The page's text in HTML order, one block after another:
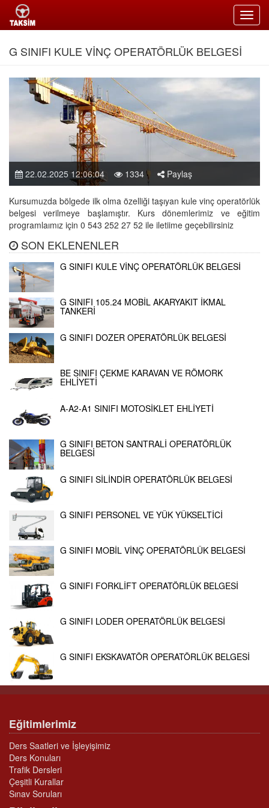
G SINIFI KULE VİNÇ OPERATÖRLÜK BELGESİ
22.02.2025 12:06:04 1334 Paylaş
Kursumuzda bölgede ilk olma özelliği taşıyan kule vinç operatörlük
belgesi verilmeye başlamıştır. Kurs dönemlerimiz ve eğitim
programlaımız için 0 543 252 27 52 ile iletiime geçebilirsiniz
SON EKLENENLER
G SINIFI KULE VİNÇ OPERATÖRLÜK BELGESİ
G SINIFI 105.24 MOBİL AKARYAKIT İKMAL
TANKERİ
G SINIFI DOZER OPERATÖRLÜK BELGESİ
BE SINIFI ÇEKME KARAVAN VE RÖMORK
EHLİYETİ
A-A2-A1 SINIFI MOTOSİKLET EHLİYETİ
G SINIFI BETON SANTRALİ OPERATÖRLÜK
BELGESİ
G SINIFI SİLİNDİR OPERATÖRLÜK BELGESİ
G SINIFI PERSONEL VE YÜK YÜKSELTİCİ
G SINIFI MOBİL VİNÇ OPERATÖRLÜK BELGESİ
G SINIFI FORKLİFT OPERATÖRLÜK BELGESİ
G SINIFI LODER OPERATÖRLÜK BELGESİ
G SINIFI EKSKAVATÖR OPERATÖRLÜK BELGESİ
Eğitimlerimiz
Ders Saatleri ve İşleyişimiz
Ders Konuları
Trafik Dersleri
Çeşitli Kurallar
Sınav Soruları